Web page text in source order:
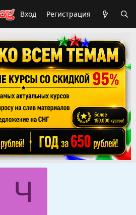
Вход Регистрация
Ч